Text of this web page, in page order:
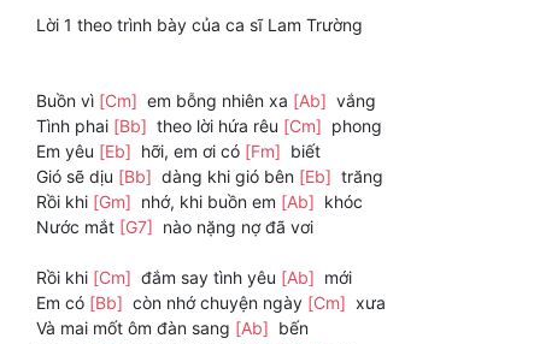
Lời 1 theo trình bày của ca sĩ Lam Trường
Buồn vì [Cm] em bỗng nhiên xa [Ab] vắng
Tình phai [Bb] theo lời hứa rêu [Cm] phong
Em yêu [Eb] hỡi, em ơi có [Fm] biết
Gió sẽ dịu [Bb] dàng khi gió bên [Eb] trăng
Rồi khi [Gm] nhớ, khi buồn em [Ab] khóc
Nước mắt [G7] nào nặng nợ đã vơi
Rồi khi [Cm] đắm say tình yêu [Ab] mới
Em có [Bb] còn nhớ chuyện ngày [Cm] xưa
Và mai mốt ôm đàn sang [Ab] bến